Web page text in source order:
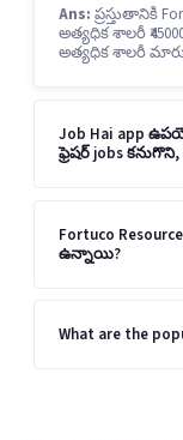
Ans: ప్రస్తుతానికి
అత్యధిక శాలరీ
అత్యధిక శాలరీ
Job Hai app
ఫ్రెషర్ jobs
Fortuco
ఉన్నాయి?
What are the